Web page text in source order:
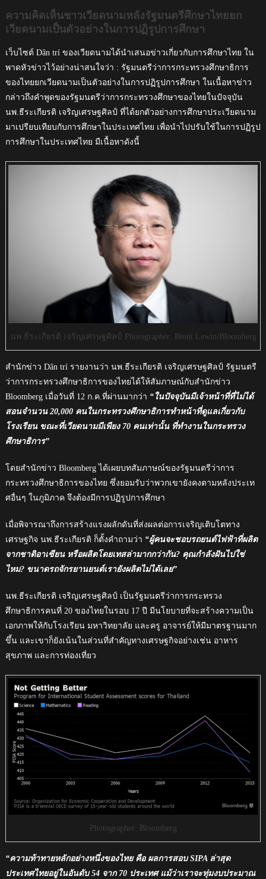
ความคิดเห็นชาวเวียดนามหลังรัฐมนตรีศึกษาไทยยก
เวียดนามเป็นตัวอย่างในการปฏิรูปการศึกษา
เว็บไซต์ Dân trí ของเวียดนามได้นำเสนอข่าวเกี่ยวกับการศึกษาไทย ใน
พาดหัวข่าวไว้อย่างน่าสนใจว่า : รัฐมนตรีว่าการกระทรวงศึกษาธิการ
ของไทยยกเวียดนามเป็นตัวอย่างในการปฏิรูปการศึกษา ในเนื้อหาข่าว
กล่าวถึงคำพูดของรัฐมนตรีว่าการกระทรวงศึกษาของไทยในปัจจุบัน
นพ.ธีระเกียรติ เจริญเศรษฐศิลป์ ที่ได้ยกตัวอย่างการศึกษาประเวียดนาม
มาเปรียบเทียบกับการศึกษาในประเทศไทย เพื่อนำไปปรับใช้ในการปฏิรูป
การศึกษาในประเทศไทย มีเนื้อหาดังนี้
นพ.ธีระเกียรติ เจริญเศรษฐศิลป์ Photographer: Brent Lewin/Bloomberg
สำนักข่าว Dân trí รายงานว่า นพ.ธีระเกียรติ เจริญเศรษฐศิลป์ รัฐมนตรี
ว่าการกระทรวงศึกษาธิการของไทยได้ให้สัมภาษณ์กับสำนักข่าว
Bloomberg เมื่อวันที่ 12 ก.ค.ที่ผ่านมากว่า “ในปัจจุบันมีเจ้าหน้าที่ที่ไม่ได้
สอนจำนวน 20,000 คนในกระทรวงศึกษาธิการทำหน้าที่ดูแลเกี่ยวกับ
โรงเรียน ขณะที่เวียดนามมีเพียง 70 คนเท่านั้น ที่ทำงานในกระทรวง
ศึกษาธิการ”
โดยสำนักข่าว Bloomberg ได้เผยบทสัมภาษณ์ของรัฐมนตรีว่าการ
กระทรวงศึกษาธิการของไทย ซึ่งยอมรับว่าพวกเขายังคงตามหลังประเท
ศอื่นๆ ในภูมิภาค จึงต้องมีการปฏิรูปการศึกษา
เมื่อพิจารณาถึงการสร้างแรงผลักดันที่ส่งผลต่อการเจริญเติบโตทาง
เศรษฐกิจ นพ.ธีระเกียรติ ก็ตั้งคำถามว่า “ผู้คนจะชอบรถยนต์ไฟฟ้าที่ผลิต
จากชาติอาเซียน หรือผลิตโดยเทสล่ามากกว่ากัน? คุณกำลังฝันไปใช่
ไหม? ขนาดรถจักรยานยนต์เรายังผลิตไม่ได้เลย”
นพ.ธีระเกียรติ เจริญเศรษฐศิลป์ เป็นรัฐมนตรีว่าการกระทรวง
ศึกษาธิการคนที่ 20 ของไทยในรอบ 17 ปี มีนโยบายที่จะสร้างความเป็น
เอกภาพให้กับโรงเรียน มหาวิทยาลัย และครู อาจารย์ให้มีมาตรฐานมาก
ขึ้น และเขาก็ยังเน้นในส่วนที่สำคัญทางเศรษฐกิจอย่างเช่น อาหาร
สุขภาพ และการท่องเที่ยว
Photographer: Bloomberg
“ความท้าทายหลักอย่างหนึ่งของไทย คือ ผลการสอบ SIPA ล่าสุด
ประเทศไทยอยู่ในอันดับ 54 จาก 70 ประเทศ แม้ว่าเราจะทุ่มงบประมาณ